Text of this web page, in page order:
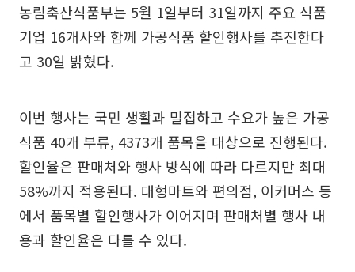
농림축산식품부는 5월 1일부터 31일까지 주요 식품
기업 16개사와 함께 가공식품 할인행사를 추진한다
고 30일 밝혔다.
이번 행사는 국민 생활과 밀접하고 수요가 높은 가공
식품 40개 부류, 4373개 품목을 대상으로 진행된다.
할인율은 판매처와 행사 방식에 따라 다르지만 최대
58%까지 적용된다. 대형마트와 편의점, 이커머스 등
에서 품목별 할인행사가 이어지며 판매처별 행사 내
용과 할인율은 다를 수 있다.